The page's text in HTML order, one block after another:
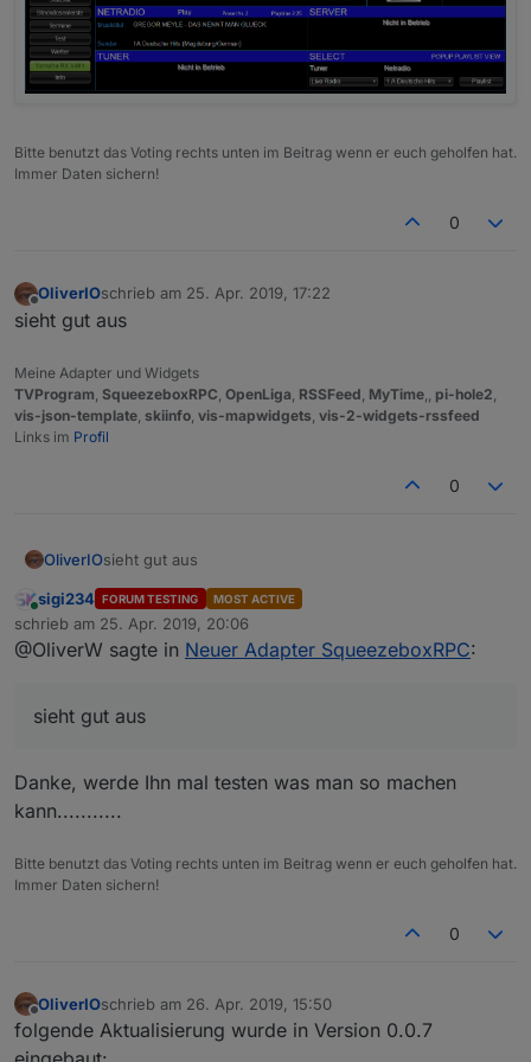
Bitte benutzt das Voting rechts unten im Beitrag wenn er euch geholfen hat.
Immer Daten sichern!
0
Offline
OliverIOschrieb am 25. Apr. 2019, 17:22
zuletzt editiert von
sieht gut aus
Meine Adapter und Widgets
TVProgram SqueezeboxRPC OpenLiga RSSFeed MyTime pi-hole2
vis-json-template skiinfo vis-mapwidgets vis-2-widgets-rssfeed
Links im Profil
0
OliverIOsieht gut aus
Online
sigi234 FORUM TESTING MOST ACTIVE
schrieb am 25. Apr. 2019, 20:06
zuletzt editiert von
@OliverW sagte in Neuer Adapter SqueezeboxRPC:
sieht gut aus
Danke, werde Ihn mal testen was man so machen
kann...........
Bitte benutzt das Voting rechts unten im Beitrag wenn er euch geholfen hat.
Immer Daten sichern!
0
Offline
OliverIOschrieb am 26. Apr. 2019, 15:50
zuletzt editiert von
folgende Aktualisierung wurde in Version 0.0.7